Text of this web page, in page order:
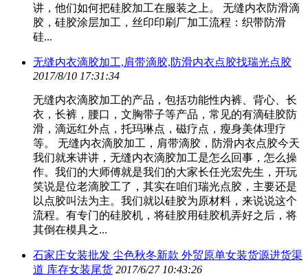
讲，他们如何把硅胶加工在服装之上。 无缝内衣防滑滴
胶，硅胶涂层加工，丝印印刷厂加工流程：织带防滑
硅...
无缝内衣滴胶加工,肩带滴胶,防滑内衣点胶找瑞光点胶
2017/8/10 17:31:34
无缝内衣滴胶加工的产品，包括功能性内裤、背心、长
衣，长裤，腰口，文胸带子等产品，常见的有滴硅胶防
滑，滴远红外点，托玛琳点，磁疗点，瘦身美体理疗
等。 无缝内衣滴胶加工，肩带滴胶，防滑内衣点胶今天
我们就来讲讲，无缝内衣滴胶加工是怎么回事，怎么操
作。我们的大师傅就是我们的大家长任光宏先生，开玩
笑说是位老滴胶工了，其实在咱们瑞光点胶，主要还是
以点胶叫法为主。我们就以硅胶为原材料，来说说这个
流程。有专门的硅胶机，将硅胶用硅胶机弄好之后，将
其倒在模具之...
石家庄女装批发 尘色秋冬新款 外贸原单女装货源进货渠
道 库存女装尾货 2017/6/27 10:43:26